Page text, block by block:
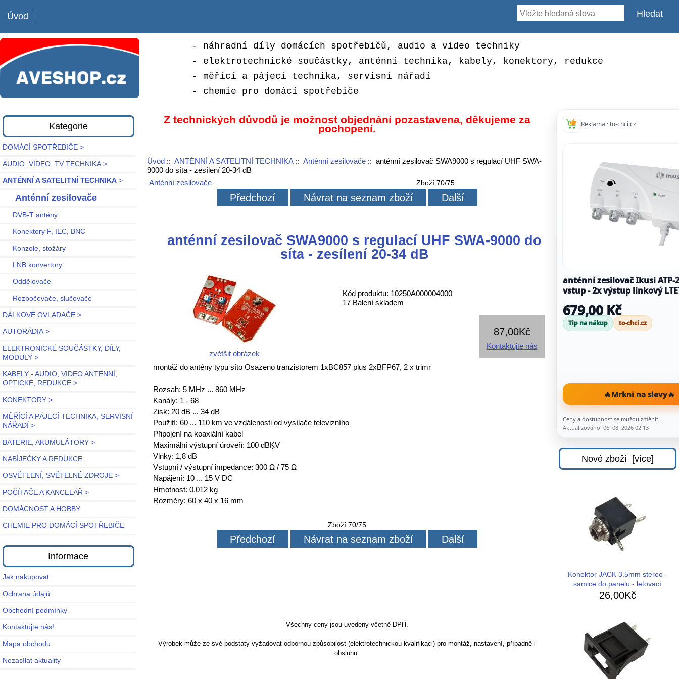
Úvod
- náhradní díly domácích spotřebičů, audio a video techniky
- elektrotechnické součástky, anténní technika, kabely, konektory, redukce
- měřící a pájecí technika, servisní nářadí
- chemie pro domácí spotřebiče
Kategorie
DOMÁCÍ SPOTŘEBIČE >
AUDIO, VIDEO, TV TECHNIKA >
ANTÉNNÍ A SATELITNÍ TECHNIKA >
Anténní zesilovače
DVB-T antény
Konektory F, IEC, BNC
Konzole, stožáry
LNB konvertory
Oddělovače
Rozbočovače, slučovače
DÁLKOVÉ OVLADAČE >
AUTORÁDIA >
ELEKTRONICKÉ SOUČÁSTKY, DÍLY,
MODULY >
KABELY - AUDIO, VIDEO ANTÉNNÍ,
OPTICKÉ, REDUKCE >
KONEKTORY >
MĚŘÍCÍ A PÁJECÍ TECHNIKA, SERVISNÍ
NÁŘADÍ >
BATERIE, AKUMULÁTORY >
NABÍJEČKY A REDUKCE
OSVĚTLENÍ, SVĚTELNÉ ZDROJE >
POČÍTAČE A KANCELÁŘ >
DOMÁCNOST A HOBBY
CHEMIE PRO DOMÁCÍ SPOTŘEBIČE
Informace
Jak nakupovat
Ochrana údajů
Obchodní podmínky
Kontaktujte nás!
Mapa obchodu
Nezasílat aktuality
Z technických důvodů je možnost objednání pozastavena, děkujeme za
pochopení.
Úvod:: ANTÉNNÍ A SATELITNÍ TECHNIKA:: Anténní zesilovače:: anténní zesilovač SWA9000 s regulací UHF SWA-
9000 do síta - zesílení 20-34 dB
Anténní zesilovače
Zboží 70/75
Předchozí Návrat na seznam zboží Další
anténní zesilovač SWA9000 s regulací UHF SWA-9000 do
síta - zesílení 20-34 dB
zvětšit obrázek
Kód produktu: 10250A000004000
17 Balení skladem
87,00Kč
Kontaktujte nás
montáž do antény typu síto Osazeno tranzistorem 1xBC857 plus 2xBFP67, 2 x trimr
Rozsah: 5 MHz ... 860 MHz
Kanály: 1 - 68
Zisk: 20 dB ... 34 dB
Použití: 60 ... 110 km ve vzdálenosti od vysílače televizního
Připojení na koaxiální kabel
Maximální výstupní úroveň: 100 dBĶV
Vlnky: 1,8 dB
Vstupní / výstupní impedance: 300 Ω / 75 Ω
Napájení: 10 ... 15 V DC
Hmotnost: 0,012 kg
Rozměry: 60 x 40 x 16 mm
Zboží 70/75
Předchozí Návrat na seznam zboží Další
Všechny ceny jsou uvedeny včetně DPH.
Výrobek může ze své podstaty vyžadovat odbornou způsobilost (elektrotechnickou kvalifikaci) pro montáž, nastavení, případně i
obsluhu.
Reklama · to-chci.cz
anténní zesilovač Ikusi ATP-
vstup - 2x výstup linkový
679,00 Kč
Tip na nákup to-chci.cz
🔥Mrkni na slevy🔥
Ceny a dostupnost se můžou změnit.
Aktualizováno: 06. 08. 2026 02:13
Nové zboží [více]
Konektor JACK 3.5mm stereo -
samice do panelu - letovací
26,00Kč